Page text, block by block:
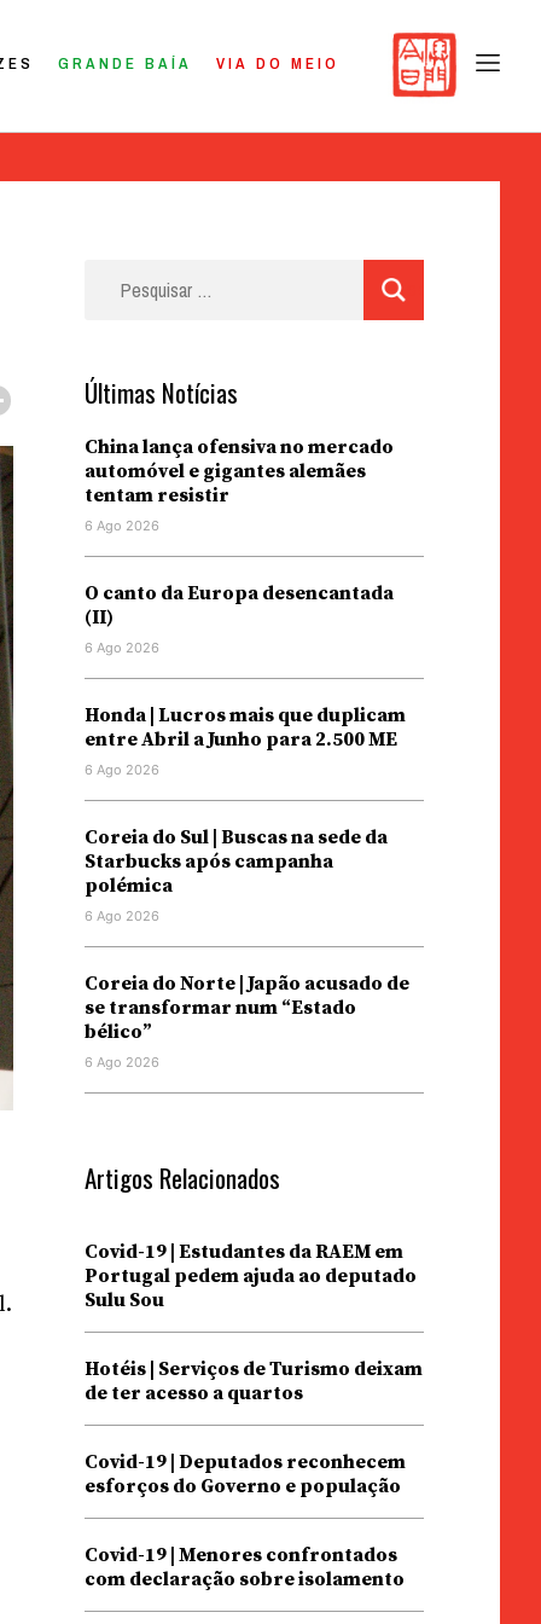
GRANDE BAÍA VIA DO MEIO
Últimas Notícias
China lança ofensiva no mercado
automóvel e gigantes alemães
tentam resistir
6 Ago 2026
O canto da Europa desencantada
(II)
6 Ago 2026
Honda | Lucros mais que duplicam
entre Abril a Junho para 2.500 ME
6 Ago 2026
Coreia do Sul | Buscas na sede da
Starbucks após campanha
polémica
6 Ago 2026
Coreia do Norte | Japão acusado de
se transformar num “Estado
bélico”
6 Ago 2026
Artigos Relacionados
Covid-19 | Estudantes da RAEM em
Portugal pedem ajuda ao deputado
Sulu Sou
Hotéis | Serviços de Turismo deixam
de ter acesso a quartos
Covid-19 | Deputados reconhecem
esforços do Governo e população
Covid-19 | Menores confrontados
com declaração sobre isolamento